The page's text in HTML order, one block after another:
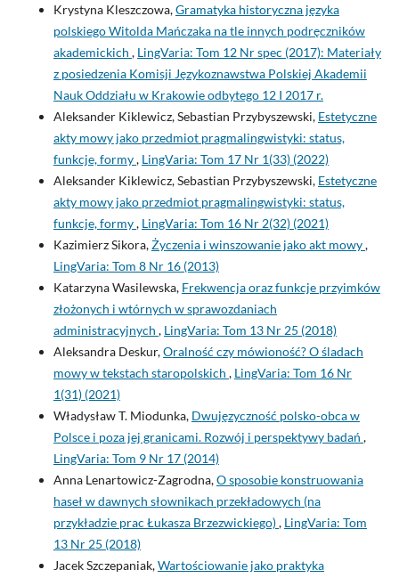
Krystyna Kleszczowa,Gramatyka historyczna języka
polskiego Witolda Mańczaka na tle innych podręczników
akademickich , LingVaria: Tom 12 Nr spec (2017): Materiały
z posiedzenia Komisji Językoznawstwa Polskiej Akademii
Nauk Oddziału w Krakowie odbytego 12 I 2017 r.
Aleksander Kiklewicz, Sebastian Przybyszewski, Estetyczne
akty mowy jako przedmiot pragmalingwistyki: status,
funkcje, formy, LingVaria: Tom 17 Nr 1(33) (2022)
Aleksander Kiklewicz, Sebastian Przybyszewski, Estetyczne
akty mowy jako przedmiot pragmalingwistyki: status,
funkcje, formy, LingVaria: Tom 16 Nr 2(32) (2021)
Kazimierz Sikora,Życzenia i winszowanie jako akt mowy,
LingVaria: Tom 8 Nr 16 (2013)
Katarzyna Wasilewska, Frekwencja oraz funkcje przyimków
złożonych i wtórnych w sprawozdaniach
administracyjnych , LingVaria: Tom 13 Nr 25 (2018)
Aleksandra Deskur,Oralność czy mówioność? O śladach
mowy w tekstach staropolskich , LingVaria: Tom 16 Nr
1(31) (2021)
Władysław T. Miodunka, Dwujęzyczność polsko-obca w
Polsce i poza jej granicami. Rozwój i perspektywy badań ,
LingVaria: Tom 9 Nr 17 (2014)
Anna Lenartowicz-Zagrodna,O sposobie konstruowania
haseł w dawnych słownikach przekładowych (na
przykładzie prac Łukasza Brzezwickiego), LingVaria: Tom
13 Nr 25 (2018)
Jacek Szczepaniak,Wartościowanie jako praktyka